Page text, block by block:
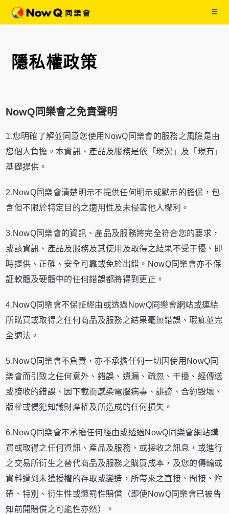
隱私權政策
NowQ同樂會之免責聲明
1.您明確了解並同意您使用NowQ同樂會的服務之風險是由
您個人負擔。本資訊、產品及服務是依「現況」及「現有」
基礎提供。
2.NowQ同樂會清楚明示不提供任何明示或默示的擔保，包
含但不限於特定目的之適用性及未侵害他人權利。
3.NowQ同樂會的資訊、產品及服務將完全符合您的要求，
或該資訊、產品及服務及其使用及取得之結果不受干擾、即
時提供、正確、安全可靠或免於出錯。NowQ同樂會亦不保
証軟體及硬體中的任何錯誤都將得到更正。
4.NowQ同樂會不保証經由或透過NowQ同樂會網站或連結
所購買或取得之任何商品及服務之結果毫無錯誤、瑕疵並完
全適法。
5.NowQ同樂會不負責，亦不承擔任何一切因使用NowQ同
樂會而引致之任何意外、錯誤、遺漏、疏忽、干擾、經傳送
或接收的錯誤、因下載而感染電腦病毒、誹謗、合約毀壞、
版權或侵犯知識財產權及所造成的任何損失。
6.NowQ同樂會不承擔任何經由或透過NowQ同樂會網站購
買或取得之任何資訊、產品及服務，或接收之訊息，或進行
之交易所衍生之替代商品及服務之購買成本，及您的傳輸或
資料遭到未獲授權的存取或變造，所帶來之直接、間接、附
帶、特別、衍生性或懲罰性賠償（即使NowQ同樂會已被告
知前開賠償之可能性亦然）。